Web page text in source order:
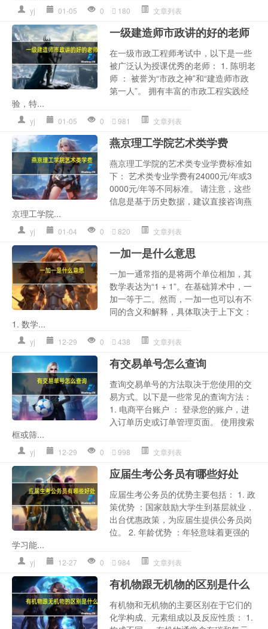
yj 01-05 0 180 文章列表
一级建造师市政讲的好的老师
在一级市政工程师考试中，以下是一些
被广泛认为授课优秀的老师： 1. 陈明老
师 ： 被誉为“市政之神”和“建造师市政
第一人”。 拥有丰富的市政工程实践经
验，特...
yj 01-05 0 981 文章列表
燕京理工学院艺术类学费
燕京理工学院的艺术类专业学费标准如
下： 艺术类专业学费有24000元/年或3
0000元/年等不同标准。 请注意，这些
信息是基于历史数据，建议直接咨询燕
京理工学院...
yj 01-04 0 820 文章列表
一加一是什么意思
一加一通常指的是将两个单位相加，其
数学表达为“1 + 1”。在基础算术中，一
加一等于二。然而，一加一也可以有不
同的含义和解释，具体取决于上下文：
1. 数学...
yj 12-29 0 438 文章列表
有交易单号怎么查询
查询交易单号的方法取决于您使用的交
易方式。以下是一些常见的查询方法：
1. 电商平台账户 ： 登录您的账户，进
入订单历史或订单管理页面。 使用搜索
框或筛...
yj 12-29 0 998 文章列表
应届生考公务员有哪些好处
应届生考公务员的优势主要包括： 1. 政
策优势 ：国家鼓励大学生到基层就业，
出台优惠政策，为应届生提供公务员岗
位。 2. 年龄优势 ：年轻意味着更强的
学习能...
yj 12-27 0 984 文章列表
有机物跟无机物的区别是什么
有机物和无机物的主要区别在于它们的
化学构成、元素组成以及反应性质： 1.